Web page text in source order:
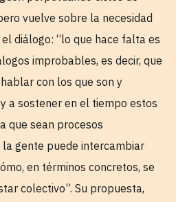
vuelve sobre la necesidad
diálogo: “lo que hace falta es
improbables, es decir, que
con los que son y
a sostener en el tiempo estos
que sean procesos
gente puede intercambiar
en términos concretos, se
colectivo”. Su propuesta,